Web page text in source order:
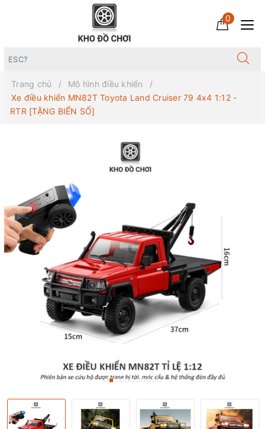
0
Trang chủ
Mô hình điều khiển
Xe điều khiển MN82T Toyota Land Cruiser 79 4x4 1:12 -
RTR [TẶNG BIỂN SỐ]